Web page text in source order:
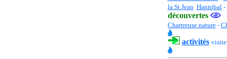
la St Jean Hannibal-
découvertes
Chartreuse nature-
activités